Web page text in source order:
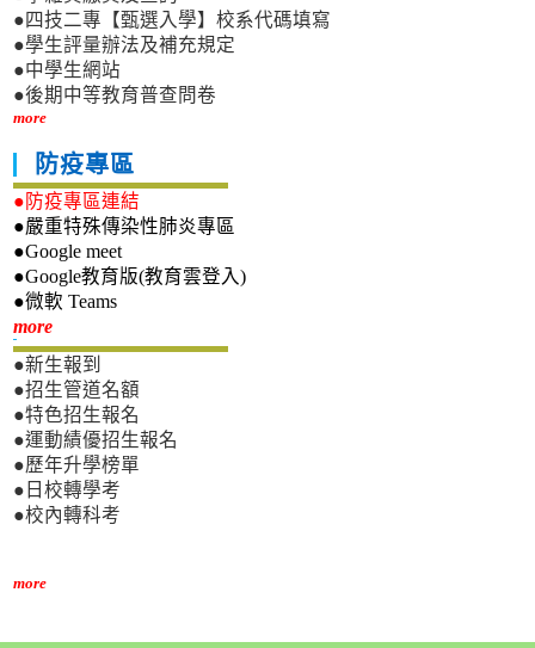
●四技二專【甄選入學】校系代碼填寫
●學生評量辦法及補充規定
●中學生網站
●後期中等教育普查問卷
more
防疫專區
●防疫專區連結
●嚴重特殊傳染性肺炎專區
●Google meet
●Google教育版(教育雲登入)
●微軟 Teams
more新生專區
●新生報到
●招生管道名額
●特色招生報名
●運動績優招生報名
●歷年升學榜單
●日校轉學考
●校內轉科考
more